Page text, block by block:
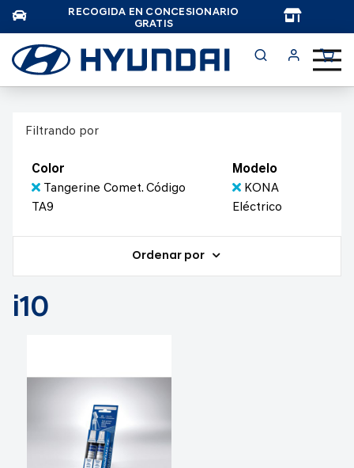
RECOGIDA EN CONCESIONARIO
GRATIS
Filtrando por
Color
Tangerine Comet. Código
TA9
Modelo
KONA
Eléctrico
Ordenar por
i10